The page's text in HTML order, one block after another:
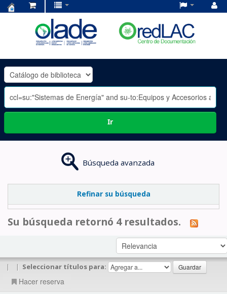
OLADE
-
Ir
Búsqueda avanzada
Refinar su búsqueda
Su búsqueda retornó 4 resultados.
| | Seleccionar títulos para:
Hacer reserva